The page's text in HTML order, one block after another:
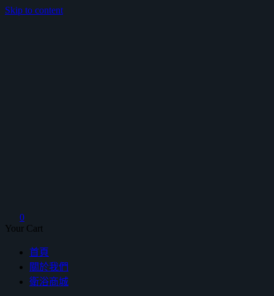
Skip to content
0
Your Cart
首頁
關於我們
衛浴商城